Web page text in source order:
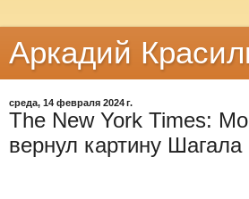
Аркадий
среда, 14 февраля 2024 г.
The New York Times:
вернул картину Шагала